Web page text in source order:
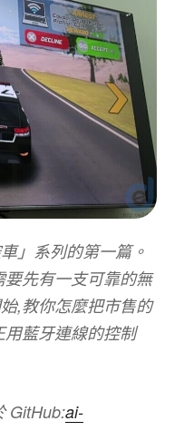
」系列的第一篇。
先有一支可靠的無
,教你怎麼把市售的
藍牙連線的控制
GitHub:ai-